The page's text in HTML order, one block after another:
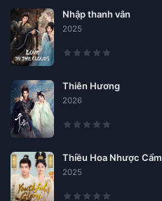
Nhập thanh vân
2025
Thiên Hương
2026
Thiều Hoa Nhược Cẩm
2025